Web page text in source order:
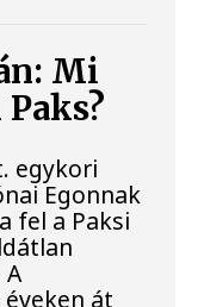
Mi
egykori
Egonnak
fel a Paksi
át